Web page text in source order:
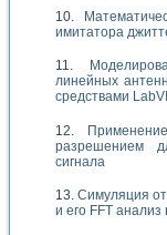
имитатора
линейных
средствами
разрешением
сигнала
Симуляция
и его FFT